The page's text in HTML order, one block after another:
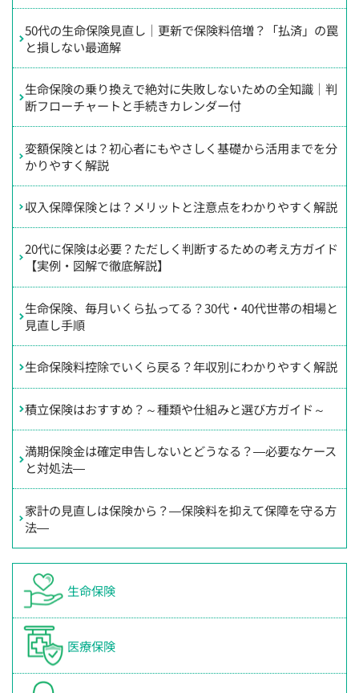
50代の生命保険見直し｜更新で保険料倍増？「払済」の罠
と損しない最適解
生命保険の乗り換えで絶対に失敗しないための全知識｜判
断フローチャートと手続きカレンダー付
変額保険とは？初心者にもやさしく基礎から活用までを分
かりやすく解説
収入保障保険とは？メリットと注意点をわかりやすく解説
20代に保険は必要？ただしく判断するための考え方ガイド
【実例・図解で徹底解説】
生命保険、毎月いくら払ってる？30代・40代世帯の相場と
見直し手順
生命保険料控除でいくら戻る？年収別にわかりやすく解説
積立保険はおすすめ？～種類や仕組みと選び方ガイド～
満期保険金は確定申告しないとどうなる？―必要なケース
と対処法―
家計の見直しは保険から？―保険料を抑えて保障を守る方
法―
生命保険
医療保険